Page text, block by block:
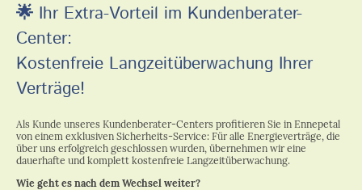
🌟 Ihr Extra-Vorteil im Kundenberater-
Center:
Kostenfreie Langzeitüberwachung Ihrer
Verträge!
Als Kunde unseres Kundenberater-Centers profitieren Sie in Ennepetal
von einem exklusiven Sicherheits-Service: Für alle Energieverträge, die
über uns erfolgreich geschlossen wurden, übernehmen wir eine
dauerhafte und komplett kostenfreie Langzeitüberwachung.
Wie geht es nach dem Wechsel weiter?